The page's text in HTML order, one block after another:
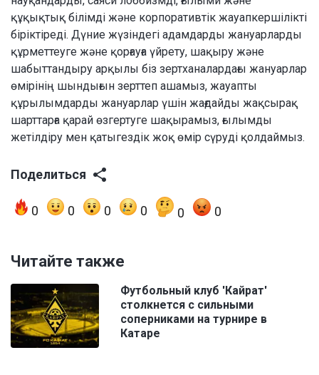
құқықтық білімді және корпоративтік жауапкершілікті
біріктіреді. Дүние жүзіндегі адамдарды жануарларды
құрметтеуге және қорғауға үйрету, шақыру және
шабыттандыру арқылы біз зертханалардағы жануарлар
өмірінің шындығын зерттеп ашамыз, жауапты
құрылымдарды жануарлар үшін жағдайды жақсырақ
шарттарға қарай өзгертуге шақырамыз, ғылымды
жетілдіру мен қатыгездік жоқ өмір сүруді қолдаймыз.
Поделиться
0 0 0 0 0 0
Читайте также
Футбольный клуб 'Кайрат'
столкнется с сильными
соперниками на турнире в
Катаре